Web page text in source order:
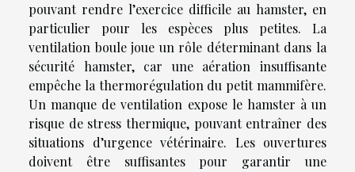
pouvant rendre l’exercice difficile au hamster, en
particulier pour les espèces plus petites. La
ventilation boule joue un rôle déterminant dans la
sécurité hamster, car une aération insuffisante
empêche la thermorégulation du petit mammifère.
Un manque de ventilation expose le hamster à un
risque de stress thermique, pouvant entraîner des
situations d’urgence vétérinaire. Les ouvertures
doivent être suffisantes pour garantir une